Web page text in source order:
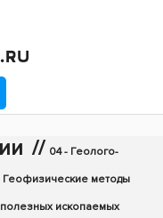
// 04 - Геолого-
Геофизические методы
ископаемых